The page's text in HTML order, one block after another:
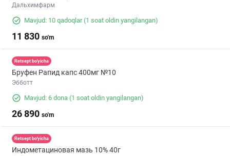
Дальхимфарм
Mavjud: 10 qadoqlar(1 soat oldin yangilangan)
11 830 so'm
Retsept bo'yicha
Бруфен Рапид капс 400мг №10
Эбботт
Mavjud: 6 dona (1 soat oldin yangilangan)
26 890 so'm
Retsept bo'yicha
Индометациновая мазь 10% 40г